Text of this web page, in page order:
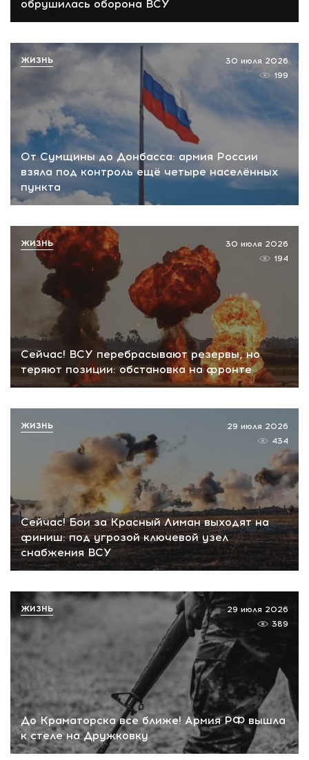
обрушилась оборона ВСУ
От Сумщины до Донбасса: армия России
взяла под контроль ещё четыре населённых
пункта
30 июля 2026
199
ЖИЗНЬ
Сейчас! ВСУ перебрасывают резервы, но
теряют позиции: обстановка на фронте
30 июля 2026
194
ЖИЗНЬ
Сейчас! Бои за Красный Лиман выходят на
финиш: под угрозой ключевой узел
снабжения ВСУ
29 июля 2026
434
ЖИЗНЬ
До Краматорска все ближе! Армия РФ вышла
к стеле на Дружковку
29 июля 2026
389
ЖИЗНЬ